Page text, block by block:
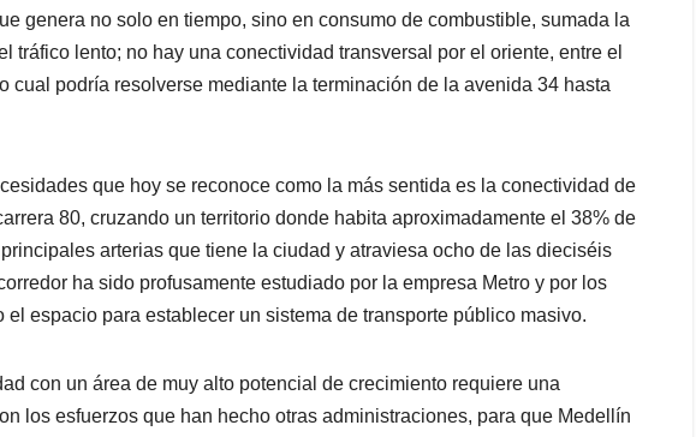
genera no solo en tiempo, sino en consumo de combustible, sumada la
tráfico lento; no hay una conectividad transversal por el oriente, entre el
cual podría resolverse mediante la terminación de la avenida 34 hasta
que hoy se reconoce como la más sentida es la conectividad de
80, cruzando un territorio donde habita aproximadamente el 38% de
arterias que tiene la ciudad y atraviesa ocho de las dieciséis
ha sido profusamente estudiado por la empresa Metro y por los
el espacio para establecer un sistema de transporte público masivo.
con un área de muy alto potencial de crecimiento requiere una
los esfuerzos que han hecho otras administraciones, para que Medellín